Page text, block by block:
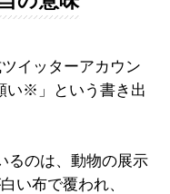
イッターアカウン
い※」という書き出
るのは、動物の展示
い布で覆われ、